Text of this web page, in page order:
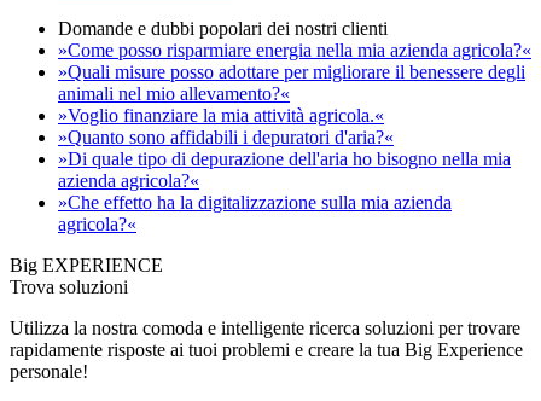
Domande e dubbi popolari dei nostri clienti
»Come posso risparmiare energia nella mia azienda agricola?«
»Quali misure posso adottare per migliorare il benessere degli
animali nel mio allevamento?«
»Voglio finanziare la mia attività agricola.«
»Quanto sono affidabili i depuratori d'aria?«
»Di quale tipo di depurazione dell'aria ho bisogno nella mia
azienda agricola?«
»Che effetto ha la digitalizzazione sulla mia azienda
agricola?«
Big EXPERIENCE
Trova soluzioni
Utilizza la nostra comoda e intelligente ricerca soluzioni per trovare
rapidamente risposte ai tuoi problemi e creare la tua Big Experience
personale!